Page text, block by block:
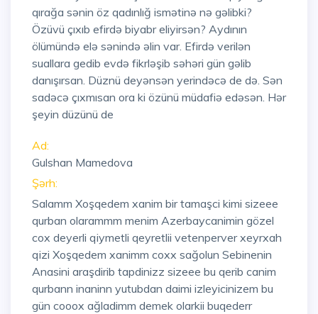
qırağa sənin öz qadınlığ ismətinə nə gəlibki?
Özüvü çıxıb efirdə biyabr eliyirsən? Aydının
ölümündə elə sənində əlin var. Efirdə verilən
suallara gedib evdə fikrləşib səhəri gün gəlib
danışırsan. Düznü deyənsən yerindəcə de də. Sən
sadəcə çıxmısan ora ki özünü müdafiə edəsən. Hər
şeyin düzünü de
Ad:
Gulshan Mamedova
Şərh:
Salamm Xoşqedem xanim bir tamaşci kimi sizeee
qurban olarammm menim Azerbaycanimin gözel
cox deyerli qiymetli qeyretlii vetenperver xeyrxah
qizi Xoşqedem xanimm coxx sağolun Sebinenin
Anasini araşdirib tapdinizz sizeee bu qerib canim
qurbann inaninn yutubdan daimi izleyicinizem bu
gün cooox ağladimm demek olarkii buqederr